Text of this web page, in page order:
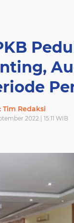
Tim Redaksi
2022 | 15:11 WIB